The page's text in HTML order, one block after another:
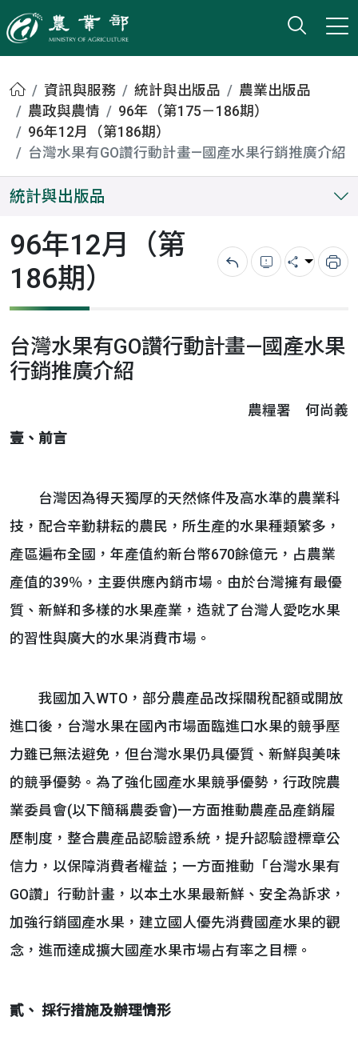
農業部
打開
小版
首頁資訊與服務 統計與出版品
農業出版品
農政與農情
96年（第175－186期）
96年12月（第186期）
台灣水果有GO讚行動計畫—國產水果行銷推廣介紹
統計與出版品
96年12月（第
186期）
回上一頁錯誤回報
分享 列
台灣水果有GO讚行動計畫—國產水果
行銷推廣介紹
農糧署 何尚義
壹、前言
台灣因為得天獨厚的天然條件及高水準的農業科
技，配合辛勤耕耘的農民，所生產的水果種類繁多，
產區遍布全國，年產值約新台幣670餘億元，占農業
產值的39％，主要供應內銷市場。由於台灣擁有最優
質、新鮮和多樣的水果產業，造就了台灣人愛吃水果
的習性與廣大的水果消費市場。
我國加入WTO，部分農產品改採關稅配額或開放
進口後，台灣水果在國內市場面臨進口水果的競爭壓
力雖已無法避免，但台灣水果仍具優質、新鮮與美味
的競爭優勢。為了強化國產水果競爭優勢，行政院農
業委員會(以下簡稱農委會)一方面推動農產品產銷履
歷制度，整合農產品認驗證系統，提升認驗證標章公
信力，以保障消費者權益；一方面推動「台灣水果有
GO讚」行動計畫，以本土水果最新鮮、安全為訴求，
加強行銷國產水果，建立國人優先消費國產水果的觀
念，進而達成擴大國產水果市場占有率之目標。
貳、 採行措施及辦理情形